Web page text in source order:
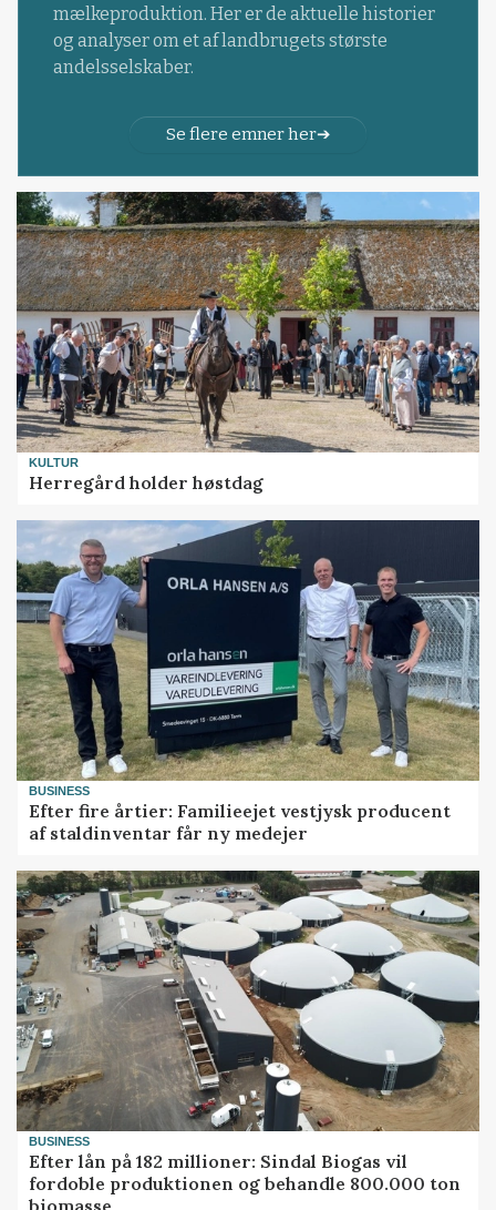
mælkeproduktion. Her er de aktuelle historier
og analyser om et af landbrugets største
andelsselskaber.
Se flere emner her
KULTUR
Herregård holder høstdag
BUSINESS
Efter fire årtier: Familieejet vestjysk producent
af staldinventar får ny medejer
BUSINESS
Efter lån på 182 millioner: Sindal Biogas vil
fordoble produktionen og behandle 800.000 ton
biomasse